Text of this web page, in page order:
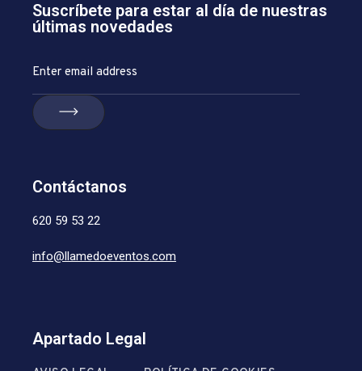
Suscríbete para estar al día de nuestras
últimas novedades
Contáctanos
620 59 53 22
info@llamedoeventos.com
Apartado Legal